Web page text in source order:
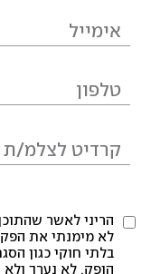
הריני לאשר
לא מימנתי את
בלתי חוקי כגון
הופק, לא נערך